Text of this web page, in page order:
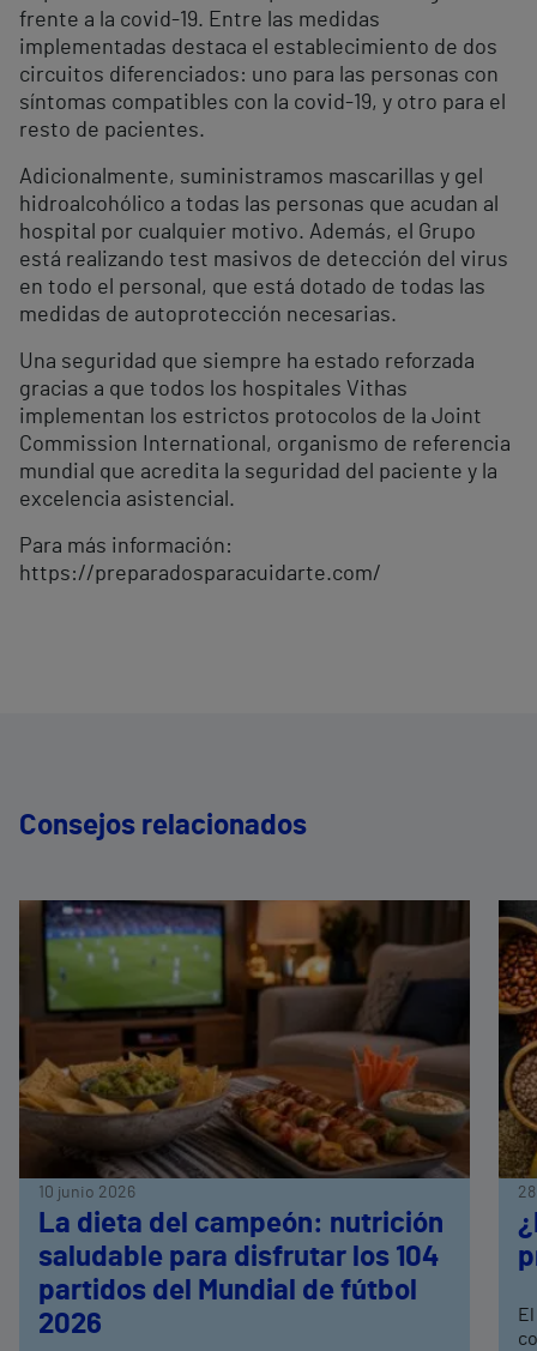
frente a la covid-19. Entre las medidas
implementadas destaca el establecimiento de dos
circuitos diferenciados: uno para las personas con
síntomas compatibles con la covid-19, y otro para el
resto de pacientes.
Adicionalmente, suministramos mascarillas y gel
hidroalcohólico a todas las personas que acudan al
hospital por cualquier motivo. Además, el Grupo
está realizando test masivos de detección del virus
en todo el personal, que está dotado de todas las
medidas de autoprotección necesarias.
Una seguridad que siempre ha estado reforzada
gracias a que todos los hospitales Vithas
implementan los estrictos protocolos de la Joint
Commission International, organismo de referencia
mundial que acredita la seguridad del paciente y la
excelencia asistencial.
Para más información:
https://preparadosparacuidarte.com/
Consejos relacionados
10 junio 2026
La dieta del campeón: nutrición
saludable para disfrutar los 104
partidos del Mundial de fútbol
2026